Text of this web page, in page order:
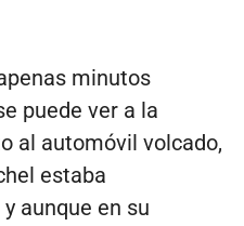
minutos
puede ver a la
al automóvil volcado,
estaba
aunque en su